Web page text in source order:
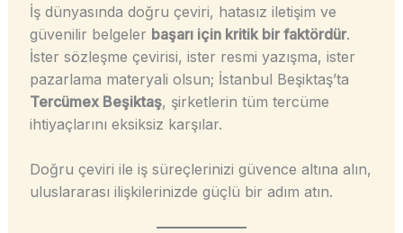
İş dünyasında doğru çeviri, hatasız iletişim ve
güvenilir belgeler başarı için kritik bir faktördür.
İster sözleşme çevirisi, ister resmi yazışma, ister
pazarlama materyali olsun; İstanbul Beşiktaş’ta
Tercümex Beşiktaş, şirketlerin tüm tercüme
ihtiyaçlarını eksiksiz karşılar.
Doğru çeviri ile iş süreçlerinizi güvence altına alın,
uluslararası ilişkilerinizde güçlü bir adım atın.